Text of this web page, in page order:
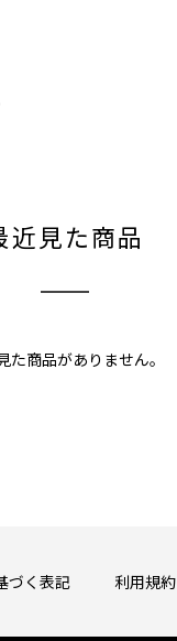
近見た商品
た商品がありません。
づく表記 利用規約